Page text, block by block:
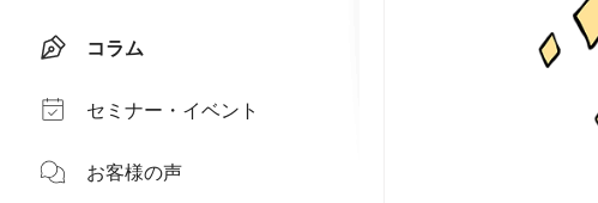
コラム
セミナー・イベント
お客様の声